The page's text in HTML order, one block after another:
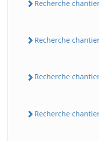
Recherche
Recherche
Recherche
Recherche